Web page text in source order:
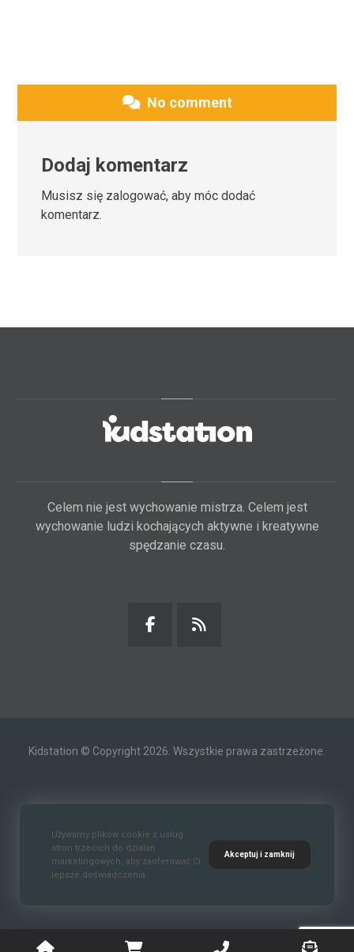
No comment
Dodaj komentarz
Musisz się zalogować, aby móc dodać
komentarz.
Celem nie jest wychowanie mistrza. Celem jest
wychowanie ludzi kochających aktywne i kreatywne
spędzanie czasu.
Kidstation © Copyright 2026. Wszystkie prawa zastrzeżone.
Używamy plików cookie z usług
stron trzecich do działań
marketingowych, aby zaoferować Ci
lepsze doświadczenia.
Akceptuj i zamknij